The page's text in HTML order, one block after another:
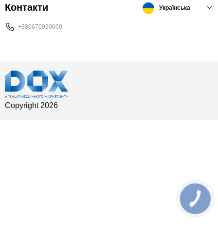
Контакти
+380670090600
Українська
Copyright 2026